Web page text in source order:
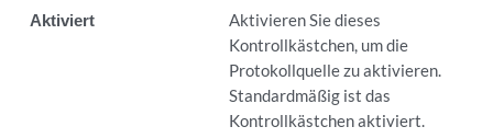
Aktiviert
Aktivieren Sie dieses
Kontrollkästchen, um die
Protokollquelle zu aktivieren.
Standardmäßig ist das
Kontrollkästchen aktiviert.